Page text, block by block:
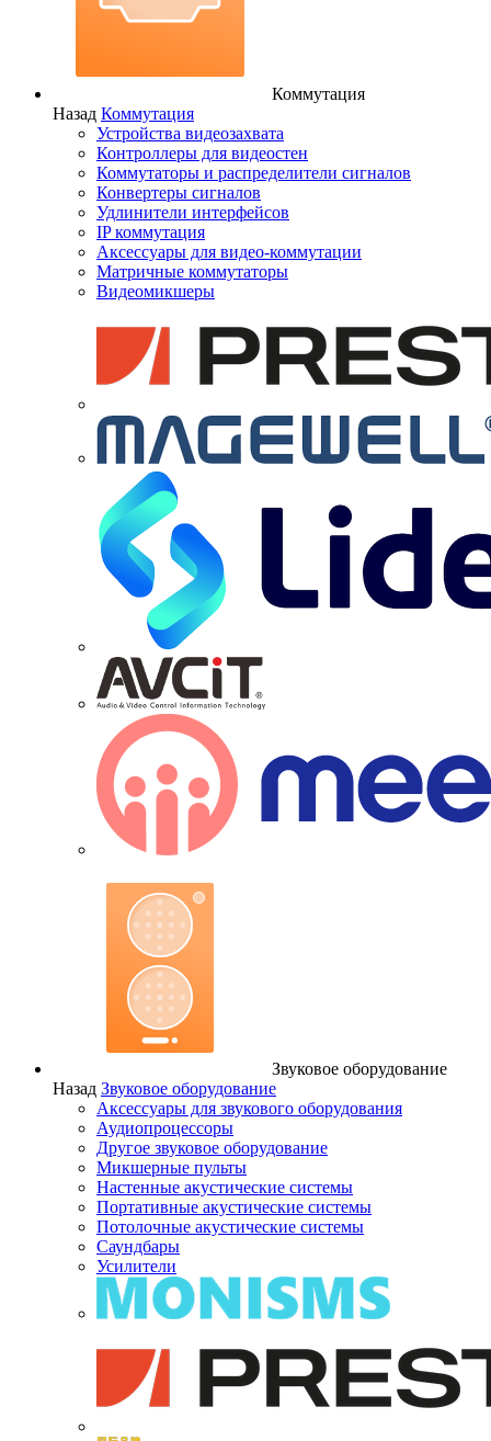
Коммутация
Назад Коммутация
Устройства видеозахвата
Контроллеры для видеостен
Коммутаторы и распределители сигналов
Конвертеры сигналов
Удлинители интерфейсов
IP коммутация
Аксессуары для видео-коммутации
Матричные коммутаторы
Видеомикшеры
Звуковое оборудование
Назад Звуковое оборудование
Аксессуары для звукового оборудования
Аудиопроцессоры
Другое звуковое оборудование
Микшерные пульты
Настенные акустические системы
Портативные акустические системы
Потолочные акустические системы
Саундбары
Усилители